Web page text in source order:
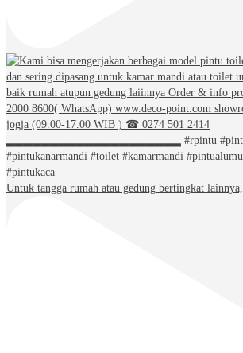
Untuk tangga rumah atau gedung bertingkat lainnya,